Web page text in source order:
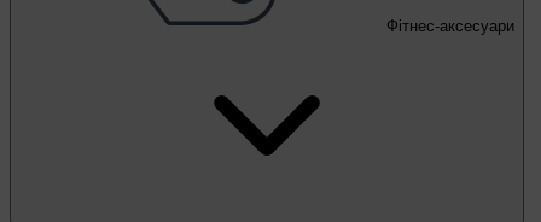
Фітнес-аксесуари